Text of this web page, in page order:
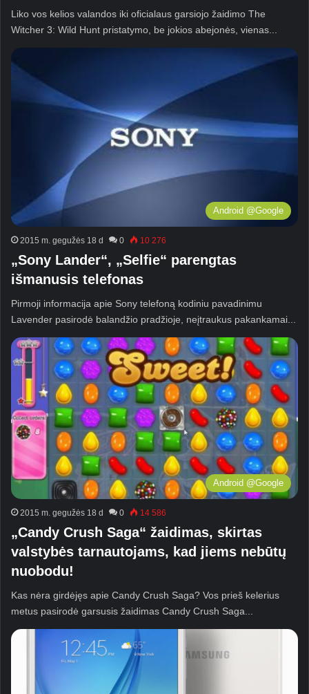
Liko vos kelios valandos iki oficialaus garsiojo žaidimo The
Witcher 3: Wild Hunt pristatymo, be jokios abejonės, vienas...
Android @Google
2015 m. gegužės 18 d 0 10 276
„Sony Lander“, „Selfie“ parengtas
išmanusis telefonas
Pirmoji informacija apie Sony telefoną kodiniu pavadinimu
Lavender pasirodė balandžio pradžioje, neįtraukus pakankamai...
Android @Google
2015 m. gegužės 18 d 0 14 586
„Candy Crush Saga“ žaidimas, skirtas
valstybės tarnautojams, kad jiems nebūtų
nuobodu!
Kas nėra girdėjęs apie Candy Crush Saga? Vos prieš kelerius
metus pasirodė garsusis žaidimas Candy Crush Saga...